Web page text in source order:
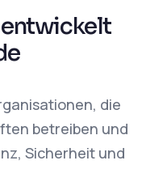
entwickelt
die
betreiben und
Sicherheit und